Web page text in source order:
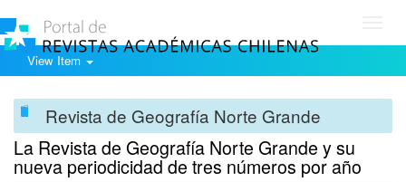
View Item
Revista de Geografía Norte Grande
La Revista de Geografía Norte Grande y su
nueva periodicidad de tres números por año